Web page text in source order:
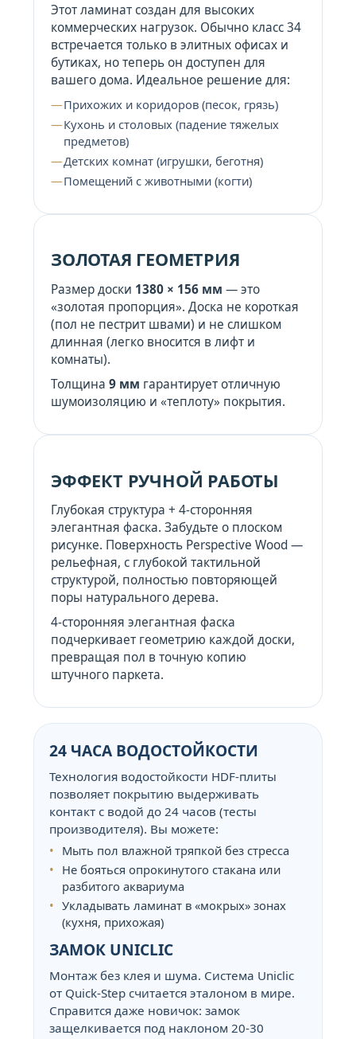
Этот ламинат создан для высоких
коммерческих нагрузок. Обычно класс 34
встречается только в элитных офисах и
бутиках, но теперь он доступен для
вашего дома. Идеальное решение для:
Прихожих и коридоров (песок, грязь)
Кухонь и столовых (падение тяжелых
предметов)
Детских комнат (игрушки, беготня)
Помещений с животными (когти)
ЗОЛОТАЯ ГЕОМЕТРИЯ
Размер доски 1380 × 156 мм — это
«золотая пропорция». Доска не короткая
(пол не пестрит швами) и не слишком
длинная (легко вносится в лифт и
комнаты).
Толщина 9 мм гарантирует отличную
шумоизоляцию и «теплоту» покрытия.
ЭФФЕКТ РУЧНОЙ РАБОТЫ
Глубокая структура + 4-сторонняя
элегантная фаска. Забудьте о плоском
рисунке. Поверхность Perspective Wood —
рельефная, с глубокой тактильной
структурой, полностью повторяющей
поры натурального дерева.
4-сторонняя элегантная фаска
подчеркивает геометрию каждой доски,
превращая пол в точную копию
штучного паркета.
24 ЧАСА ВОДОСТОЙКОСТИ
Технология водостойкости HDF-плиты
позволяет покрытию выдерживать
контакт с водой до 24 часов (тесты
производителя). Вы можете:
Мыть пол влажной тряпкой без стресса
Не бояться опрокинутого стакана или
разбитого аквариума
Укладывать ламинат в «мокрых» зонах
(кухня, прихожая)
ЗАМОК UNICLIC
Монтаж без клея и шума. Система Uniclic
от Quick-Step считается эталоном в мире.
Справится даже новичок: замок
защелкивается под наклоном 20-30